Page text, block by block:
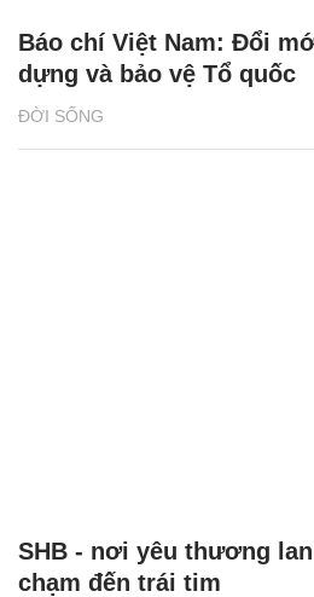
ĐỜI SỐNG
Báo chí Việt Nam: Đổi
dựng và bảo vệ Tổ quốc
SHB - nơi yêu thương
chạm đến trái tim